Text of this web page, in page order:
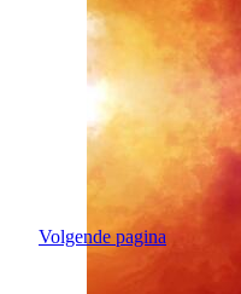
Volgende pagina